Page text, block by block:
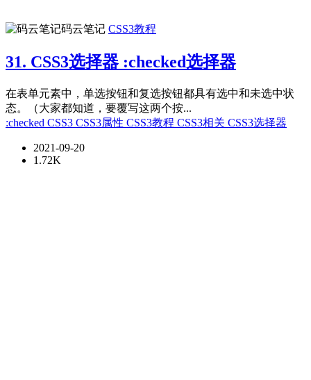
码云笔记 CSS3教程
31. CSS3选择器 :checked选择器
在表单元素中，单选按钮和复选按钮都具有选中和未选中状
态。（大家都知道，要覆写这两个按...
:checked CSS3 CSS3属性 CSS3教程 CSS3相关 CSS3选择器
2021-09-20
1.72K